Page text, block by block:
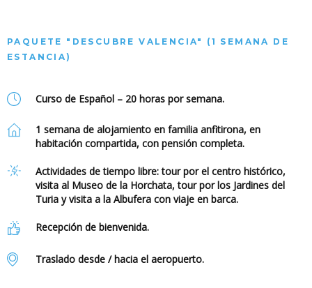
PAQUETE "DESCUBRE VALENCIA" (1 SEMANA DE
ESTANCIA)
Curso de Español – 20 horas por semana.
1 semana de alojamiento en familia anfitirona, en
habitación compartida, con pensión completa.
Actividades de tiempo libre: tour por el centro histórico,
visita al Museo de la Horchata, tour por los Jardines del
Turia y visita a la Albufera con viaje en barca.
Recepción de bienvenida.
Traslado desde / hacia el aeropuerto.